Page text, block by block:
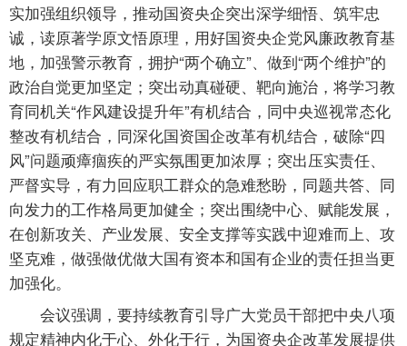
实加强组织领导，推动国资央企突出深学细悟、筑牢忠
诚，读原著学原文悟原理，用好国资央企党风廉政教育基
地，加强警示教育，拥护“两个确立”、做到“两个维护”的
政治自觉更加坚定；突出动真碰硬、靶向施治，将学习教
育同机关“作风建设提升年”有机结合，同中央巡视常态化
整改有机结合，同深化国资国企改革有机结合，破除“四
风”问题顽瘴痼疾的严实氛围更加浓厚；突出压实责任、
严督实导，有力回应职工群众的急难愁盼，同题共答、同
向发力的工作格局更加健全；突出围绕中心、赋能发展，
在创新攻关、产业发展、安全支撑等实践中迎难而上、攻
坚克难，做强做优做大国有资本和国有企业的责任担当更
加强化。
会议强调，要持续教育引导广大党员干部把中央八项
规定精神内化于心、外化于行，为国资央企改革发展提供